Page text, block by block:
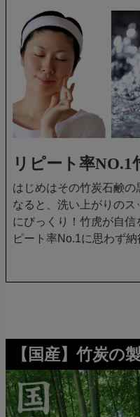
リピート率NO.1
はじめはその竹炭石鹸
なると、洗い上がりの
にびっくり！竹虎が自信
ピート率No.1に思わず納
【国産】竹炭の